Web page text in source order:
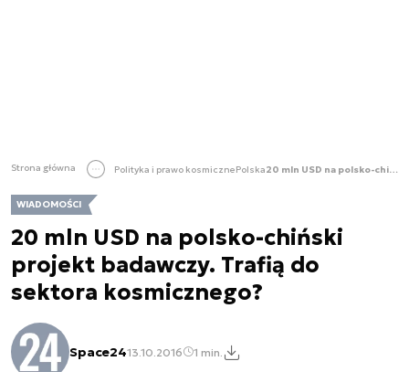
Strona główna Polityka i prawo kosmicznePolska 20 mln USD na polsko-chiński projekt badawczy. Trafią do sektora kosmicznego?
WIADOMOŚCI
20 mln USD na polsko-chiński
projekt badawczy. Trafią do
sektora kosmicznego?
Space2413.10.2016 1 min.